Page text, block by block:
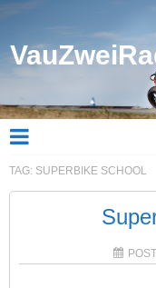
TAG: SUPERBIKE SCHOOL